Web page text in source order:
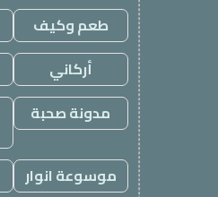
طعم وكيف
أركاني
مدونة صحبة
موسوعة انوار